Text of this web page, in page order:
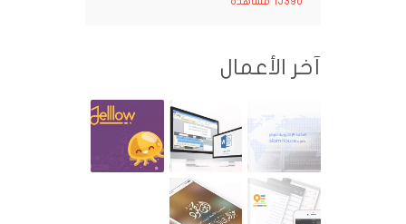
آخر الأعمال